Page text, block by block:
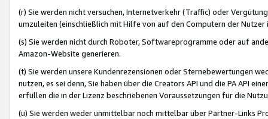
(r) Sie werden nicht versuchen, Internetverkehr (Traffic) oder
umzuleiten (einschließlich mit Hilfe von auf den Computern der
(s) Sie werden nicht durch Roboter, Softwareprogramme oder auf
Amazon-Website generieren.
(t) Sie werden unsere Kundenrezensionen oder Sternebewertungen
nutzen, es sei denn, Sie haben über die Creators API und die PA API
erfüllen die in der Lizenz beschriebenen Voraussetzungen für die
(u) Sie werden weder unmittelbar noch mittelbar über Partner-Links